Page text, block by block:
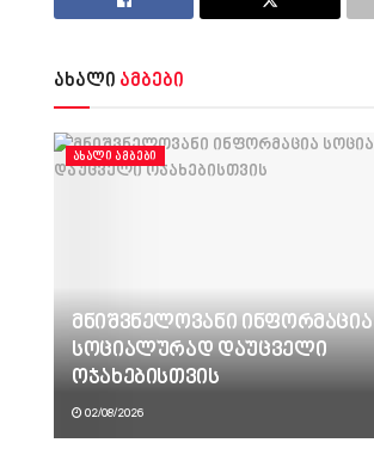
ახალი ამბები
ᲐᲮᲐᲚᲘ ᲐᲛᲑᲔᲑᲘ
მნიშვნელოვანი ინფორმაცია
სოციალურად დაუცველი
ოჯახებისთვის
02/08/2026